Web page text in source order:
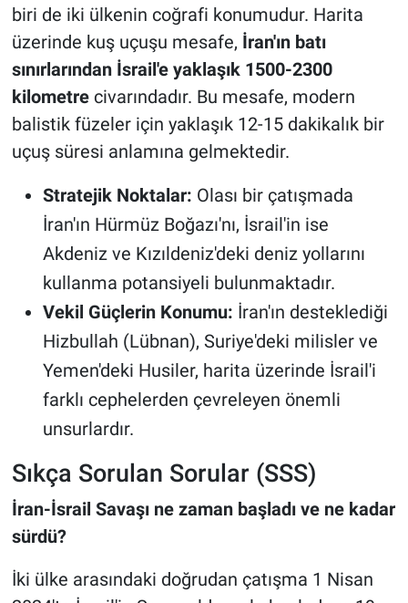
biri de iki ülkenin coğrafi konumudur. Harita
üzerinde kuş uçuşu mesafe, İran'ın batı
sınırlarından İsrail'e yaklaşık 1500-2300
kilometrecivarındadır. Bu mesafe, modern
balistik füzeler için yaklaşık 12-15 dakikalık bir
uçuş süresi anlamına gelmektedir.
Stratejik Noktalar: Olası bir çatışmada
İran'ın Hürmüz Boğazı'nı, İsrail'in ise
Akdeniz ve Kızıldeniz'deki deniz yollarını
kullanma potansiyeli bulunmaktadır.
Vekil Güçlerin Konumu: İran'ın desteklediği
Hizbullah (Lübnan), Suriye'deki milisler ve
Yemen'deki Husiler, harita üzerinde İsrail'i
farklı cephelerden çevreleyen önemli
unsurlardır.
Sıkça Sorulan Sorular (SSS)
İran-İsrail Savaşı ne zaman başladı ve ne kadar
sürdü?
İki ülke arasındaki doğrudan çatışma 1 Nisan